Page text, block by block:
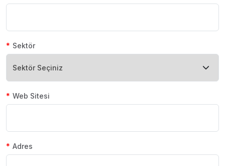
Sektör
Web Sitesi
Adres